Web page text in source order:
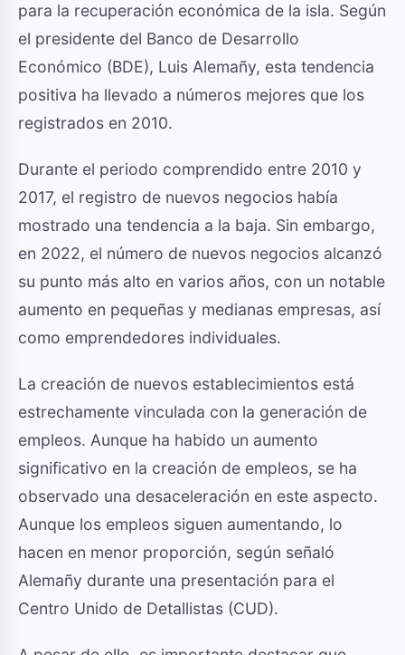
para la recuperación económica de la isla. Según
el presidente del Banco de Desarrollo
Económico (BDE), Luis Alemañy, esta tendencia
positiva ha llevado a números mejores que los
registrados en 2010.
Durante el periodo comprendido entre 2010 y
2017, el registro de nuevos negocios había
mostrado una tendencia a la baja. Sin embargo,
en 2022, el número de nuevos negocios alcanzó
su punto más alto en varios años, con un notable
aumento en pequeñas y medianas empresas, así
como emprendedores individuales.
La creación de nuevos establecimientos está
estrechamente vinculada con la generación de
empleos. Aunque ha habido un aumento
significativo en la creación de empleos, se ha
observado una desaceleración en este aspecto.
Aunque los empleos siguen aumentando, lo
hacen en menor proporción, según señaló
Alemañy durante una presentación para el
Centro Unido de Detallistas (CUD).